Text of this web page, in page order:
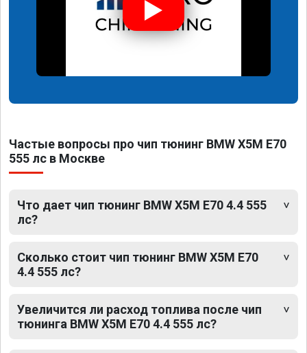
Частые вопросы про чип тюнинг BMW X5M E70
555 лс в Москве
Что дает чип тюнинг BMW X5M E70 4.4 555
лс?
Сколько стоит чип тюнинг BMW X5M E70
4.4 555 лс?
Увеличится ли расход топлива после чип
тюнинга BMW X5M E70 4.4 555 лс?